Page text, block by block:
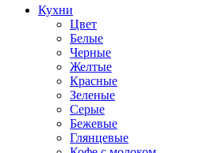
Кухни
Цвет
Белые
Черные
Желтые
Красные
Зеленые
Серые
Бежевые
Глянцевые